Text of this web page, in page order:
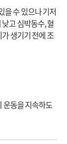
을 수 있으나 기저
고 심박동수, 혈
생기기 전에 조
운동을 지속하도